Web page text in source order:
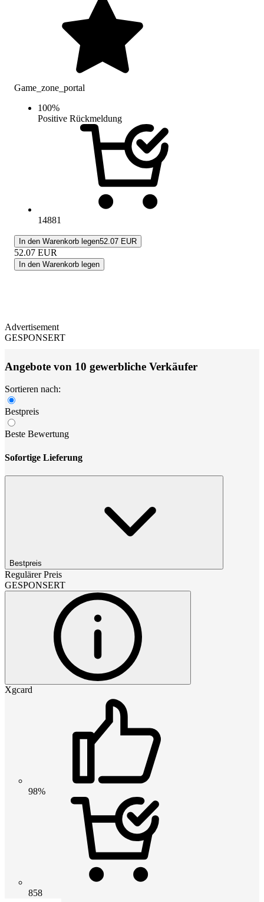
Game_zone_portal
100%
Positive Rückmeldung
14881
In den Warenkorb legen52.07 EUR
52.07 EUR
In den Warenkorb legen
Advertisement
GESPONSERT
Angebote von 10 gewerbliche Verkäufer
Sortieren nach:
Bestpreis
Beste Bewertung
Sofortige Lieferung
Bestpreis
Regulärer Preis
GESPONSERT
Xgcard
98%
858